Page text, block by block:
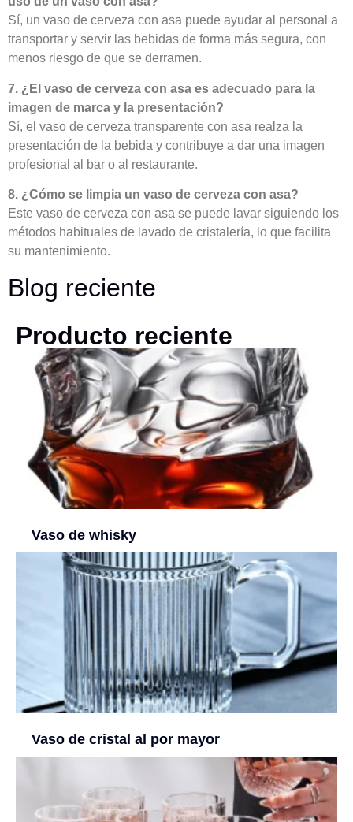
Sí, un vaso de cerveza con asa puede ayudar al personal a
transportar y servir las bebidas de forma más segura, con
menos riesgo de que se derramen.
7. ¿El vaso de cerveza con asa es adecuado para la
imagen de marca y la presentación?
Sí, el vaso de cerveza transparente con asa realza la
presentación de la bebida y contribuye a dar una imagen
profesional al bar o al restaurante.
8. ¿Cómo se limpia un vaso de cerveza con asa?
Este vaso de cerveza con asa se puede lavar siguiendo los
métodos habituales de lavado de cristalería, lo que facilita
su mantenimiento.
Blog reciente
Producto reciente
Vaso de whisky
Vaso de cristal al por mayor